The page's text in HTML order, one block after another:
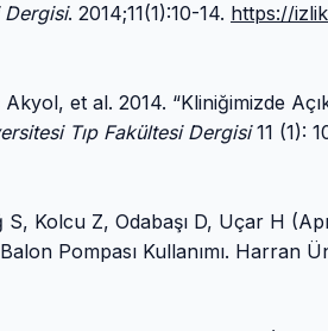
Dergisi. 2014;11(1):10-14. https://
et al. 2014. “Kliniğimizde
Tıp Fakültesi Dergisi11 (1):
Kolcu Z, Odabaşı D, Uçar H
Pompası Kullanımı. Harran